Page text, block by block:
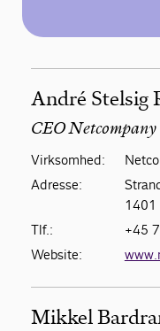
André Stelsig
CEO
Virksomhed:
Adresse:
1401
Tlf.:
+45
Website:
Mikkel